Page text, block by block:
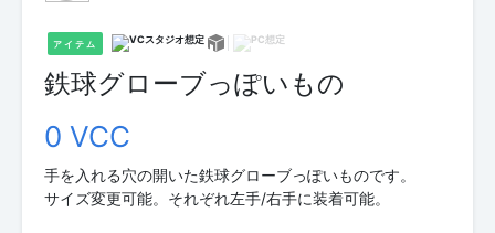
アイテム
鉄球グローブっぽいもの
0 VCC
手を入れる穴の開いた鉄球グローブっぽいものです。
サイズ変更可能。それぞれ左手/右手に装着可能。